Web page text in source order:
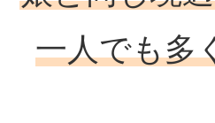
一人でも多